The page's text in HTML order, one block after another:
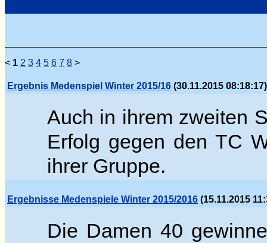
< 1 2 3 4 5 6 7 8 >
Ergebnis Medenspiel Winter 2015/16 (30.11.2015 08:18:17)
Auch in ihrem zweiten
Erfolg gegen den TC
ihrer Gruppe.
Ergebnisse Medenspiele Winter 2015/2016 (15.11.2015
Die Damen 40